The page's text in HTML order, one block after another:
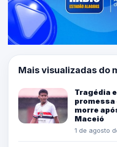
Mais visualizadas do
Tragédia
promessa
morre
Maceió
1 de agosto